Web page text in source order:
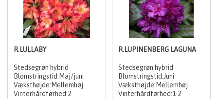
R.LULLABY
Stedsegrøn hybrid
Blomstringstid:Maj/juni
Væksthøjde:Mellemhøj
Vinterhårdførhed:2
R.LUPINENBERG LAGUNA
Stedsegrøn hybrid
Blomstringstid:Juni
Væksthøjde:Mellemhøj
Vinterhårdførhed:1-2